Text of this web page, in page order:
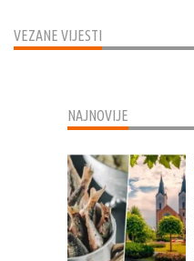
VEZANE VIJESTI
NAJNOVIJE